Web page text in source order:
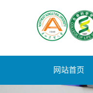
网站首页